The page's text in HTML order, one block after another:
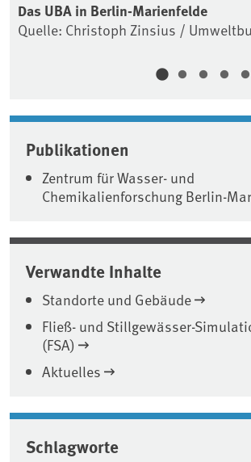
Das UBA in Berlin-Marienfelde
Quelle: Christoph Zinsius /
Associated content
Publikationen
Zentrum für Wasser- und
Chemikalienforschung Berlin-
Verwandte Inhalte
Standorte und Gebäude
Fließ- und Stillgewässer-
(FSA)
Aktuelles
Schlagworte